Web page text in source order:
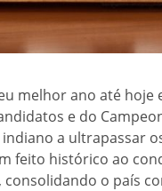
melhor ano até hoje
e do
a ultrapassar
feito histórico ao
o país